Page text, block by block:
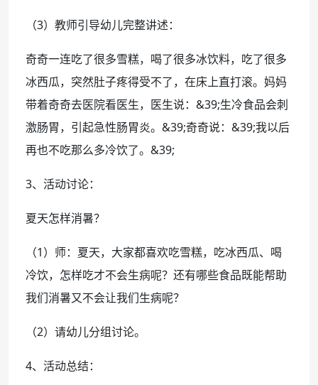
（3）教师引导幼儿完整讲述：
奇奇一连吃了很多雪糕，喝了很多冰饮料，吃了很多
冰西瓜，突然肚子疼得受不了，在床上直打滚。妈妈
带着奇奇去医院看医生，医生说：&39;生冷食品会刺
激肠胃，引起急性肠胃炎。&39;奇奇说：&39;我以后
再也不吃那么多冷饮了。&39;
3、活动讨论：
夏天怎样消暑？
（1）师：夏天，大家都喜欢吃雪糕，吃冰西瓜、喝
冷饮，怎样吃才不会生病呢？还有哪些食品既能帮助
我们消暑又不会让我们生病呢？
（2）请幼儿分组讨论。
4、活动总结：